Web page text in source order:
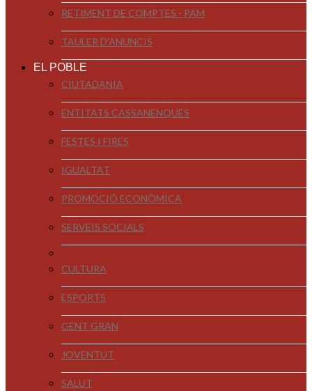
RETIMENT DE COMPTES - PAM
TAULER D'ANUNCIS
EL POBLE
CIUTADANIA
ENTITATS CASSANENQUES
FESTES I FIRES
IGUALTAT
PROMOCIÓ ECONÒMICA
SERVEIS SOCIALS
CULTURA
ESPORTS
GENT GRAN
JOVENTUT
SALUT